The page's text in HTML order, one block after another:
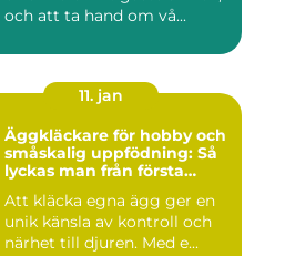
och att ta hand om vå...
11. jan
Äggkläckare för hobby och
småskalig uppfödning: Så
lyckas man från första
Att kläcka egna ägg ger en
unik känsla av kontroll och
närhet till djuren. Med e...